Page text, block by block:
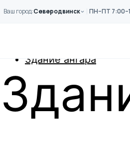
Перейти к основному
Ваш город:Северодвинск ПН–ПТ
Здание ангара